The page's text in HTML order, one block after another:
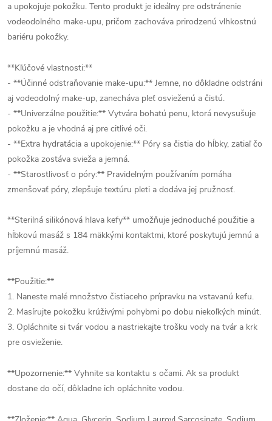
a upokojuje pokožku. Tento produkt je ideálny pre odstránenie
vodeodolného make-upu, pričom zachováva prirodzenú vlhkostnú
bariéru pokožky.
**Kľúčové vlastnosti:**
- **Účinné odstraňovanie make-upu:** Jemne, no dôkladne odstráni
aj vodeodolný make-up, zanecháva pleť osvieženú a čistú.
- **Univerzálne použitie:** Vytvára bohatú penu, ktorá nevysušuje
pokožku a je vhodná aj pre citlivé oči.
- **Extra hydratácia a upokojenie:** Póry sa čistia do hĺbky, zatiaľ čo
pokožka zostáva svieža a jemná.
- **Starostlivosť o póry:** Pravidelným používaním pomáha
zmenšovať póry, zlepšuje textúru pleti a dodáva jej pružnosť.
**Sterilná silikónová hlava kefy** umožňuje jednoduché použitie a
hĺbkovú masáž s 184 mäkkými kontaktmi, ktoré poskytujú jemnú a
príjemnú masáž.
**Použitie:**
1. Naneste malé množstvo čistiaceho prípravku na vstavanú kefu.
2. Masírujte pokožku krúživými pohybmi po dobu niekoľkých minút.
3. Opláchnite si tvár vodou a nastriekajte trošku vody na tvár a krk
pre osvieženie.
**Upozornenie:** Vyhnite sa kontaktu s očami. Ak sa produkt
dostane do očí, dôkladne ich opláchnite vodou.